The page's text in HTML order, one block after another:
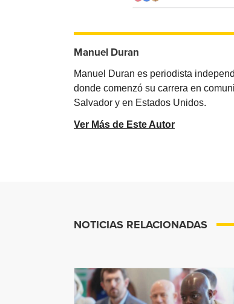
Manuel Duran
Manuel Duran es periodista
donde comenzó su carrera en
Salvador y en Estados Unidos.
Ver Más de Este Autor
NOTICIAS RELACIONADAS